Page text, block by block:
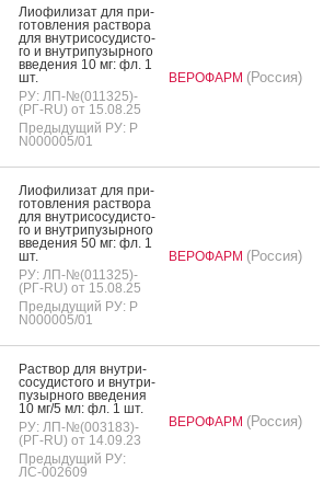
Ли­офи­лизат для при­
готов­ле­ния рас­тво­ра
для внут­ри­сосу­дис­то­
го и внут­ри­пузыр­но­го
вве­дения 10 мг: фл. 1
шт.
РУ: ЛП-№(011325)-
(РГ-RU) от 15.08.25
Предыдущий РУ: Р
N000005/01
ВЕРОФАРМ (Россия)
Ли­офи­лизат для при­
готов­ле­ния рас­тво­ра
для внут­ри­сосу­дис­то­
го и внут­ри­пузыр­но­го
вве­дения 50 мг: фл. 1
шт.
РУ: ЛП-№(011325)-
(РГ-RU) от 15.08.25
Предыдущий РУ: Р
N000005/01
ВЕРОФАРМ (Россия)
Рас­твор для внут­ри­
сосу­дис­то­го и внут­ри­
пузыр­но­го вве­дения
10 мг/5 мл: фл. 1 шт.
РУ: ЛП-№(003183)-
(РГ-RU) от 14.09.23
Предыдущий РУ:
ЛС-002609
ВЕРОФАРМ (Россия)